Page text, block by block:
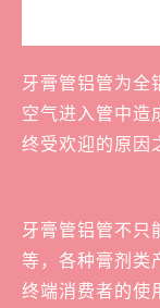
牙膏管铝管为全
空气进入管中造
终受欢迎的原因
牙膏管铝管不只
等，各种膏剂类
终端消费者的使